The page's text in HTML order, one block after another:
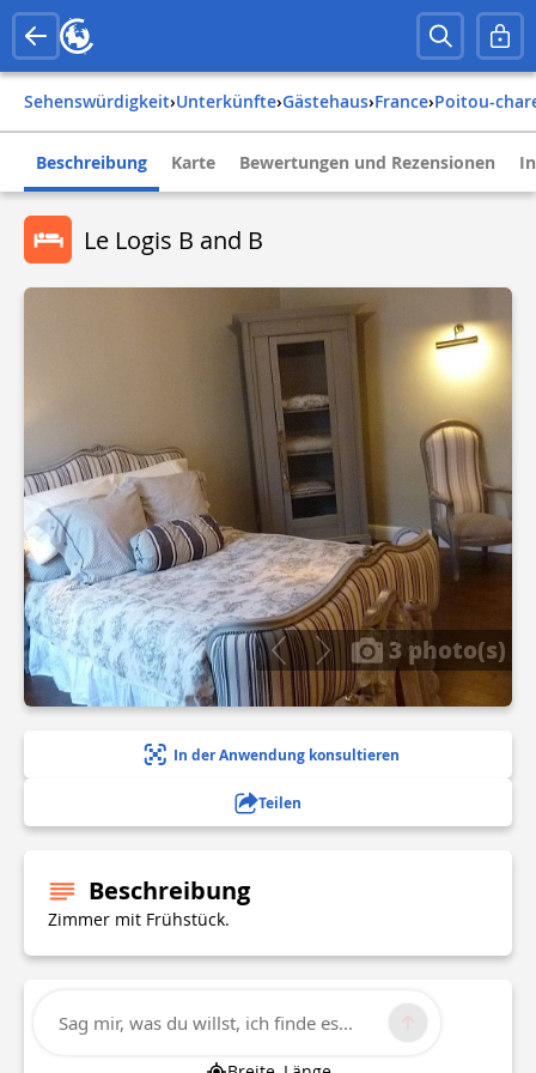
Sehenswürdigkeit› Unterkünfte› Gästehaus› france› poitou-
Beschreibung Karte Bewertungen und Rezensionen
Le Logis B and B
3 photo(s)
In der Anwendung konsultieren
Teilen
Beschreibung
Zimmer mit Frühstück.
Technische Informationen
Sag mir, was du willst, ich finde es...